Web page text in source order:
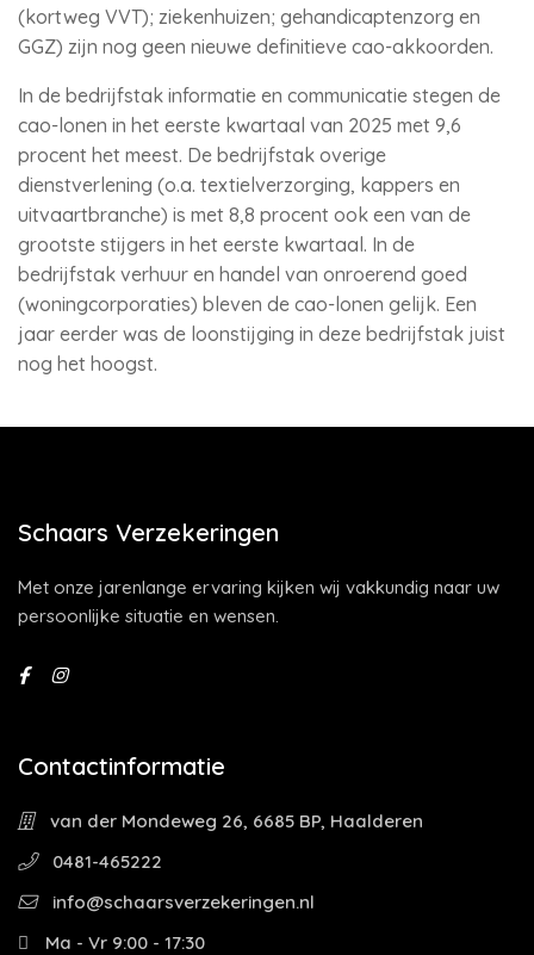
(kortweg VVT); ziekenhuizen; gehandicaptenzorg en
GGZ) zijn nog geen nieuwe definitieve cao-akkoorden.
In de bedrijfstak informatie en communicatie stegen de
cao-lonen in het eerste kwartaal van 2025 met 9,6
procent het meest. De bedrijfstak overige
dienstverlening (o.a. textielverzorging, kappers en
uitvaartbranche) is met 8,8 procent ook een van de
grootste stijgers in het eerste kwartaal. In de
bedrijfstak verhuur en handel van onroerend goed
(woningcorporaties) bleven de cao-lonen gelijk. Een
jaar eerder was de loonstijging in deze bedrijfstak juist
nog het hoogst.
Schaars Verzekeringen
Met onze jarenlange ervaring kijken wij vakkundig naar uw
persoonlijke situatie en wensen.
Contactinformatie
van der Mondeweg 26, 6685 BP, Haalderen
0481-465222
info@schaarsverzekeringen.nl
Ma - Vr 9:00 - 17:30